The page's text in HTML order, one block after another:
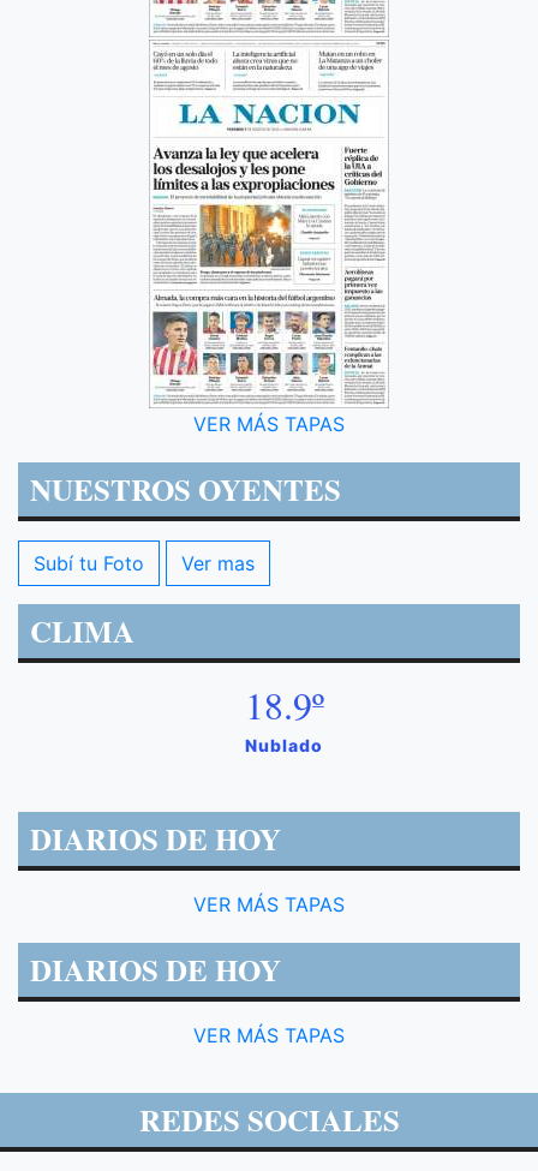
VER MÁS TAPAS
NUESTROS OYENTES
Subí tu Foto Ver mas
CLIMA
18.9º
Nublado
DIARIOS DE HOY
VER MÁS TAPAS
DIARIOS DE HOY
VER MÁS TAPAS
REDES SOCIALES